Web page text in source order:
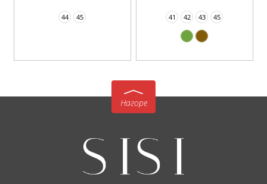
44 45 41 42 43 45
Нагоре